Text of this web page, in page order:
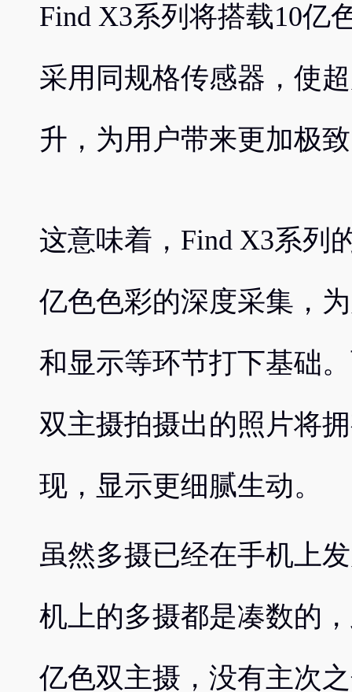
Find X3系列将搭载10亿
采用同规格传感器，使
升，为用户带来更加极
这意味着，Find X3系列
亿色色彩的深度采集，
和显示等环节打下基础
双主摄拍摄出的照片将
现，显示更细腻生动。
虽然多摄已经在手机上
机上的多摄都是凑数的
亿色双主摄，没有主次